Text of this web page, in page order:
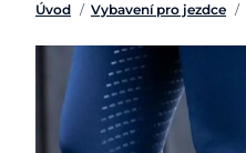
Úvod / Vybavení pro jezdce /